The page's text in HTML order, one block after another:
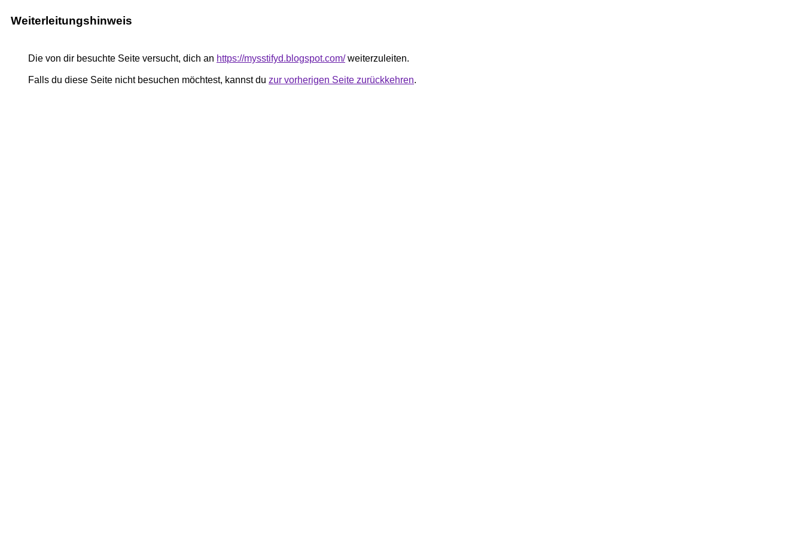
Weiterleitungshinweis
Die von dir besuchte Seite versucht, dich an https://mysstifyd.blogspot.com/weiterzuleiten.
Falls du diese Seite nicht besuchen möchtest, kannst du zur vorherigen Seite zurückkehren.